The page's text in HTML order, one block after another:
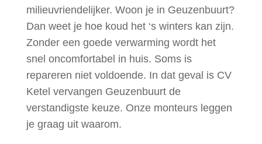
milieuvriendelijker. Woon je in Geuzenbuurt?
Dan weet je hoe koud het ‘s winters kan zijn.
Zonder een goede verwarming wordt het
snel oncomfortabel in huis. Soms is
repareren niet voldoende. In dat geval is CV
Ketel vervangen Geuzenbuurt de
verstandigste keuze. Onze monteurs leggen
je graag uit waarom.